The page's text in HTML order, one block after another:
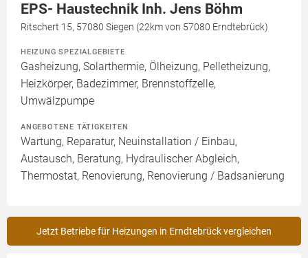
EPS- Haustechnik Inh. Jens Böhm
Ritschert 15, 57080 Siegen (22km von 57080 Erndtebrück)
HEIZUNG SPEZIALGEBIETE
Gasheizung, Solarthermie, Ölheizung, Pelletheizung,
Heizkörper, Badezimmer, Brennstoffzelle,
Umwälzpumpe
ANGEBOTENE TÄTIGKEITEN
Wartung, Reparatur, Neuinstallation / Einbau,
Austausch, Beratung, Hydraulischer Abgleich,
Thermostat, Renovierung, Renovierung / Badsanierung
Jetzt Betriebe für Heizungen in Erndtebrück vergleichen